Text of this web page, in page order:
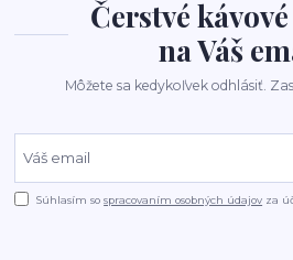
Čerstvé
na Váš
Môžete sa kedykoľvek odhlásiť.
Súhlasím sospracovaním osobných údajov za